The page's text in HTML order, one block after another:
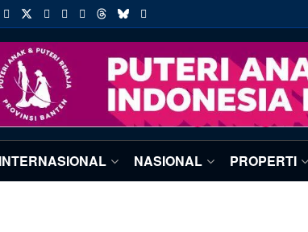
INTERNASIONAL NASIONAL PROPERTI